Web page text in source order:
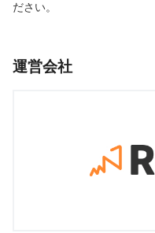
ださい。
運営会社